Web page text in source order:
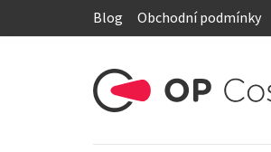
Blog Obchodní podmínky